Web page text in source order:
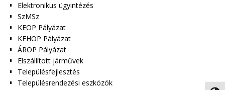
Elektronikus ügyintézés
SzMSz
KEOP Pályázat
KEHOP Pályázat
ÁROP Pályázat
Elszállított járművek
Településfejlesztés
Településrendezési eszközök